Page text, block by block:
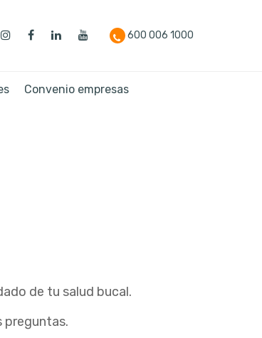
600 006 1000
Convenio empresas
de tu salud bucal.
preguntas.